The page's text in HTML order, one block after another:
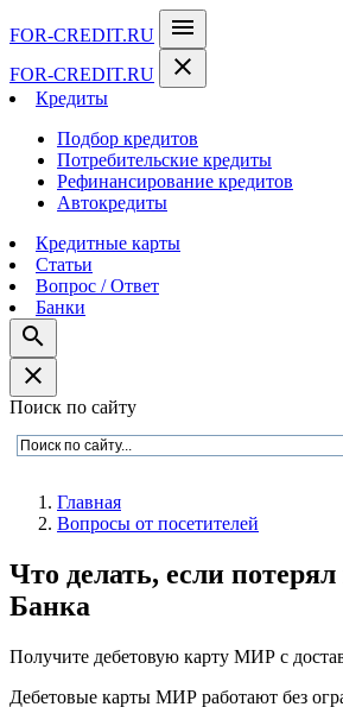
FOR-CREDIT.RU menu
FOR-CREDIT.RU close
Кредиты
Подбор кредитов
Потребительские кредиты
Рефинансирование кредитов
Автокредиты
Кредитные карты
Статьи
Вопрос / Ответ
Банки
search
close
Поиск по сайту
Главная
Вопросы от посетителей
Что делать, если
Банка
Получите дебетовую карту МИР с
Дебетовые карты МИР работают без